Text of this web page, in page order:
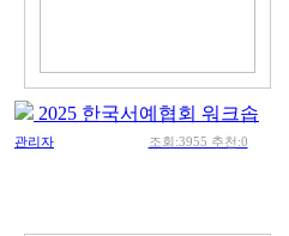
2025 한국서예협회 워크솝
관리자 조회:3955 추천:0